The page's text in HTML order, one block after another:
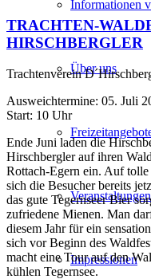
Informationen
Über uns
Veranstaltungen
Impressionen
TRACHTEN-
HIRSCHBERGLER
Trachtenverein
Ausweichtermine: 05. Juli
Start: 10 Uhr
Ende Juni laden die
Hirschbergler auf ihren
Rottach-Egern ein. Auf
sich die Besucher bereits
das gute Tegernseer Bier
zufriedene Mienen. Man
diesem Jahr für ein
sich vor Beginn des
macht eine Tour auf den
kühlen Tegernsee.